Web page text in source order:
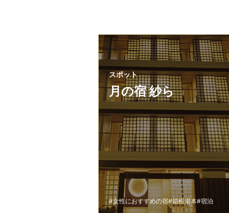
スポット
月の宿 紗ら
#女性におすすめの宿#箱根湯本#宿泊